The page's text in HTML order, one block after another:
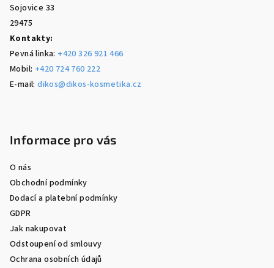
Sojovice 33
29475
Kontakty:
Pevná linka: +420 326 921 466
Mobil: +420 724 760 222
E-mail:dikos@dikos-kosmetika.cz
Informace pro vás
O nás
Obchodní podmínky
Dodací a platební podmínky
GDPR
Jak nakupovat
Odstoupení od smlouvy
Ochrana osobních údajů